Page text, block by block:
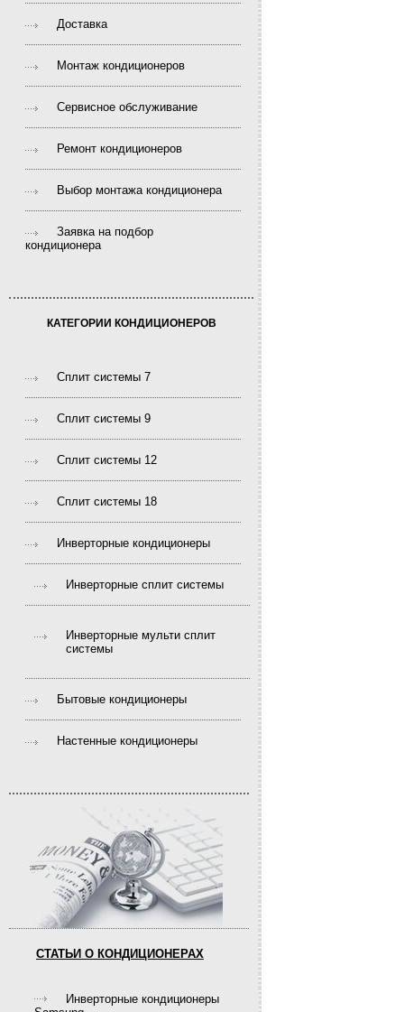
Доставка
Монтаж кондиционеров
Сервисное обслуживание
Ремонт кондиционеров
Выбор монтажа кондиционера
Заявка на подбор
кондиционера
КАТЕГОРИИ КОНДИЦИОНЕРОВ
Сплит системы 7
Сплит системы 9
Сплит системы 12
Сплит системы 18
Инверторные кондиционеры
Инверторные сплит системы
Инверторные мульти сплит
системы
Бытовые кондиционеры
Настенные кондиционеры
СТАТЬИ О КОНДИЦИОНЕРАХ
Инверторные кондиционеры